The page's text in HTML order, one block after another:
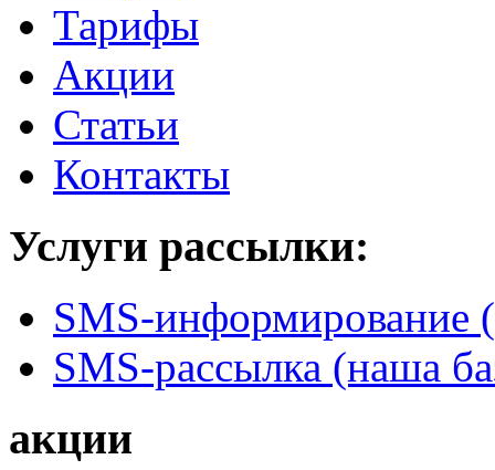
Тарифы
Акции
Статьи
Контакты
Услуги рассылки:
SMS-информирование
SMS-рассылка (наша
акции